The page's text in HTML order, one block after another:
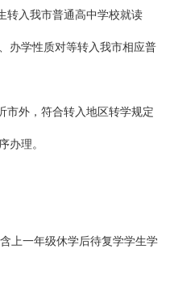
转入我市普通高中学校就读
办学性质对等转入我市相应普
市外，符合转入地区转学规定
办理。
上一年级休学后待复学学生学